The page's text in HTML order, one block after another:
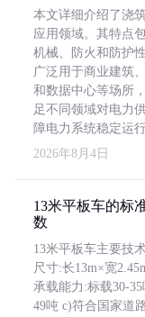
本文详细介绍了浇
应用领域。其特点
机械、防火和防护
广泛用于商业建筑
和数据中心等场所
足不同领域对电力
障电力系统稳定运行
2026年8月4日
13米平板车的标
数
13米平板车主要技
尺寸:长13m×宽
承载能力:标载30-
49吨 c)符合国家道